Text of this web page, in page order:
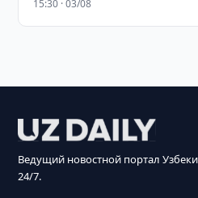
15:30 · 03/08
Ведущий новостной портал
24/7.